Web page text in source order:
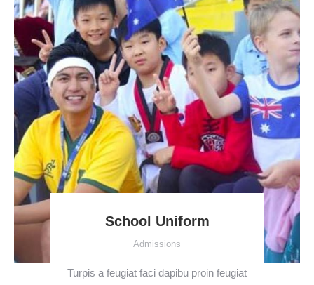
School Uniform
Admissions
Turpis a feugiat faci dapibu proin feugiat